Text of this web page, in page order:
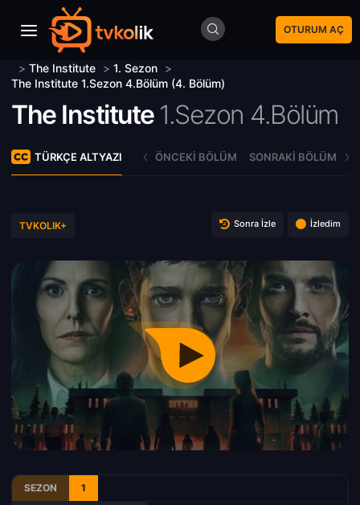
OTURUM AÇ
> The Institute > 1. Sezon >
The Institute 1.Sezon 4.Bölüm (4. Bölüm)
The Institute 1.Sezon 4.Bölüm
TÜRKÇE ALTYAZI ÖNCEKI BÖLÜM SONRAKI BÖLÜM
TVKOLIK+ Sonra İzle İzledim
SEZON 1